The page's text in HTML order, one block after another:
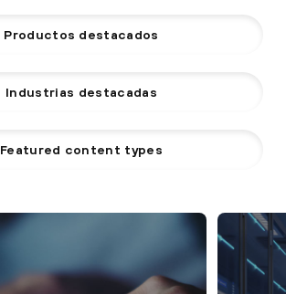
Productos destacados
Industrias destacadas
Featured content types